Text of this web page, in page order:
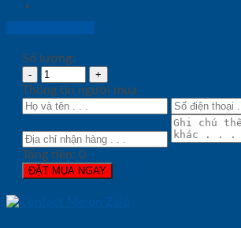
Số lượng:
Thông tin người mua
Tổng tiền: 0
ĐẶT MUA NGAY